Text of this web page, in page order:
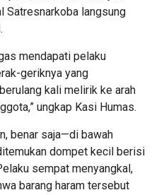
Satresnarkoba langsung
mendapati pelaku
geriknya yang
kali melirik ke arah
ungkap Kasi Humas.
benar saja—di bawah
dompet kecil berisi
sempat menyangkal,
barang haram tersebut